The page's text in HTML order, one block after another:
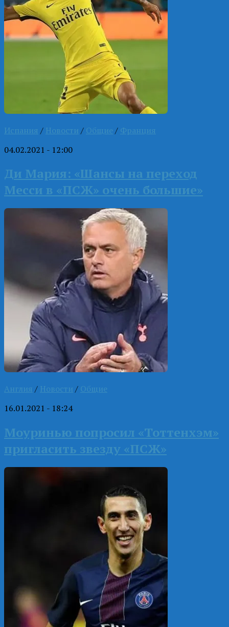
Испания / Новости / Общие / Франция
04.02.2021 - 12:00
Ди Мария: «Шансы на переход
Месси в «ПСЖ» очень большие»
Англия / Новости / Общие
16.01.2021 - 18:24
Моуринью попросил «Тоттенхэм»
пригласить звезду «ПСЖ»